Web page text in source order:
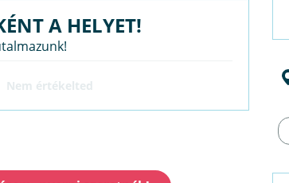
A HELYET!